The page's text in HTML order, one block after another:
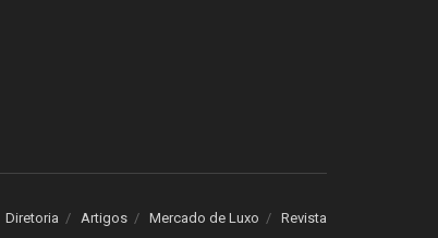
Diretoria Artigos Mercado de Luxo Revista